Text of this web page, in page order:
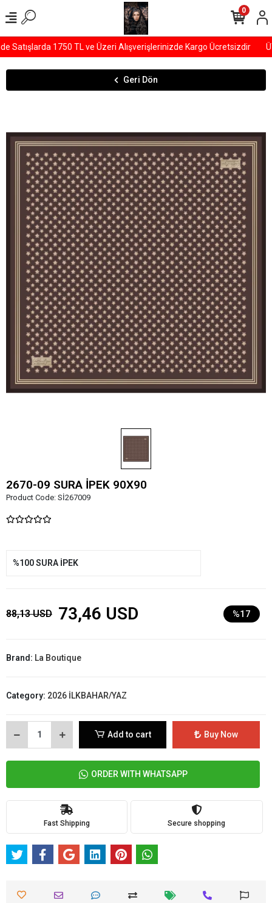
1750 TL ve Üzeri Alışverişlerinizde Kargo Ücretsizdir
0
Geri Dön
2670-09 SURA İPEK 90X90
Product Code: Sİ267009
%100 SURA İPEK
88,13 USD 73,46 USD %17
Brand: La Boutique
Category: 2026 İLKBAHAR/YAZ
Add to cart Buy Now
ORDER WITH WHATSAPP
Fast Shipping Secure shopping